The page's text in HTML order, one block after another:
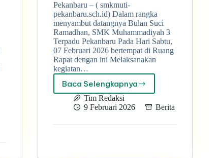
Pekanbaru – ( smkmuti-
pekanbaru.sch.id) Dalam rangka
menyambut datangnya Bulan Suci
Ramadhan, SMK Muhammadiyah 3
Terpadu Pekanbaru Pada Hari Sabtu,
07 Februari 2026 bertempat di Ruang
Rapat dengan ini Melaksanakan
kegiatan…
Baca Selengkapnya
Pererat
silaturahmi,
perkuat
di
Tim Redaksi
9 Februari 2026
Berita